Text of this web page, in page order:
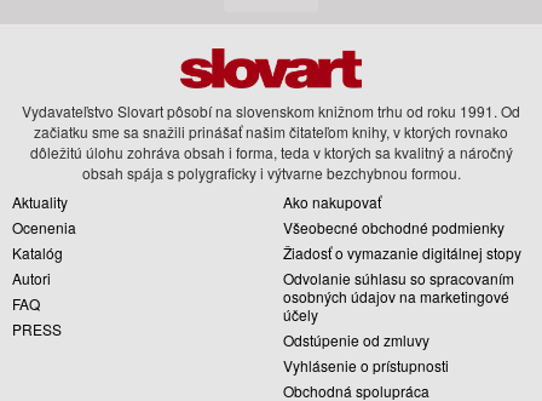
Vydavateľstvo Slovart pôsobí na slovenskom knižnom trhu od roku 1991. Od
začiatku sme sa snažili prinášať našim čitateľom knihy, v ktorých rovnako
dôležitú úlohu zohráva obsah i forma, teda v ktorých sa kvalitný a náročný
obsah spája s polygraficky i výtvarne bezchybnou formou.
Aktuality
Ocenenia
Katalóg
Autori
FAQ
PRESS
Ako nakupovať
Všeobecné obchodné podmienky
Žiadosť o vymazanie digitálnej stopy
Odvolanie súhlasu so spracovaním
osobných údajov na marketingové
účely
Odstúpenie od zmluvy
Vyhlásenie o prístupnosti
Obchodná spolupráca